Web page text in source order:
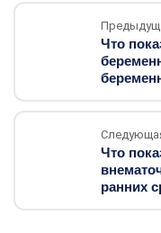
Что
Что
ранних